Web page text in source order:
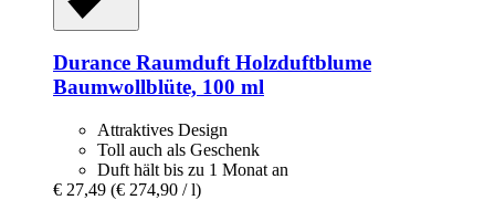
Durance Raumduft Holzduftblume
Baumwollblüte, 100 ml
Attraktives Design
Toll auch als Geschenk
Duft hält bis zu 1 Monat an
€ 27,49 (€ 274,90 / l)